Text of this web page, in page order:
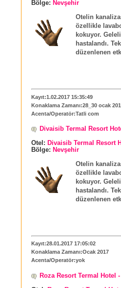
Bölge: Nevşehir
Otelin
özellikle
kokuyor.
hastalandı.
düzenlenen
Kayıt:1.02.2017 15:35:49
Konaklama Zamanı:28_30 ocak
Acenta/Operatör:Tatli com
Divaisib Termal Resort
Otel: Divaisib Termal Resort
Bölge: Nevşehir
Otelin
özellikle
kokuyor.
hastalandı.
düzenlenen
Kayıt:28.01.2017 17:05:02
Konaklama Zamanı:Ocak 2017
Acenta/Operatör:yok
Roza Resort Termal Hotel